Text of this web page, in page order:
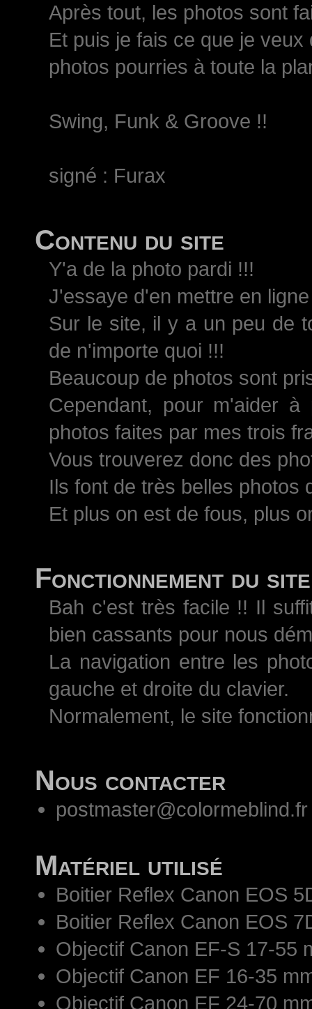
Après tout, les photos sont
Et puis je fais ce que je
photos pourries à toute la
Swing, Funk & Groove !!
signé : Furax
Contenu du site
Y'a de la photo pardi !!!
J'essaye d'en mettre en
Sur le site, il y a un peu de
de n'importe quoi !!!
Beaucoup de photos sont
Cependant, pour m'aider
photos faites par mes trois
Vous trouverez donc des
Ils font de très belles photos
Et plus on est de fous, plus
Fonctionnement du site
Bah c'est très facile !! Il
bien cassants pour nous
La navigation entre les
gauche et droite du clavier.
Normalement, le site
Nous contacter
postmaster@colormeblind.fr
Matériel utilisé
Boitier Reflex Canon EOS
Boitier Reflex Canon EOS
Objectif Canon EF-S 17-55
Objectif Canon EF 16-35
Objectif Canon EF 24-70